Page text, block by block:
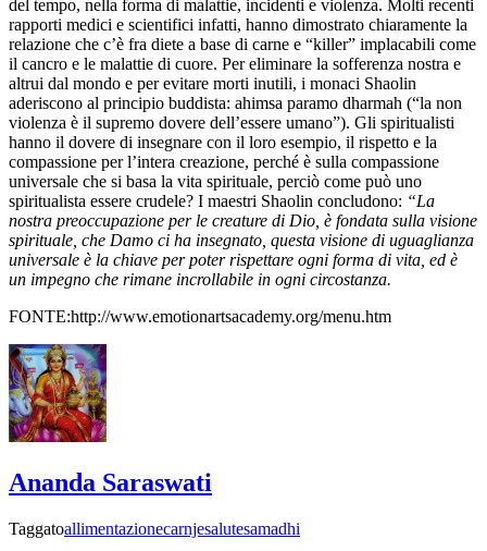
del tempo, nella forma di malattie, incidenti e violenza. Molti recenti
rapporti medici e scientifici infatti, hanno dimostrato chiaramente la
relazione che c’è fra diete a base di carne e “killer” implacabili come
il cancro e le malattie di cuore. Per eliminare la sofferenza nostra e
altrui dal mondo e per evitare morti inutili, i monaci Shaolin
aderiscono al principio buddista: ahimsa paramo dharmah (“la non
violenza è il supremo dovere dell’essere umano”). Gli spiritualisti
hanno il dovere di insegnare con il loro esempio, il rispetto e la
compassione per l’intera creazione, perché è sulla compassione
universale che si basa la vita spirituale, perciò come può uno
spiritualista essere crudele? I maestri Shaolin concludono: “La
nostra preoccupazione per le creature di Dio, è fondata sulla visione
spirituale, che Damo ci ha insegnato, questa visione di uguaglianza
universale è la chiave per poter rispettare ogni forma di vita, ed è
un impegno che rimane incrollabile in ogni circostanza.
FONTE:http://www.emotionartsacademy.org/menu.htm
Ananda Saraswati
Taggatoallimentazionecarnjesalutesamadhi